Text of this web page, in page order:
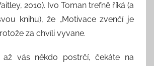
2010). Ivo Toman trefně říká (a
knihu), že „Motivace zvenčí je
za chvíli vyvane.
až vás někdo postrčí, čekáte na